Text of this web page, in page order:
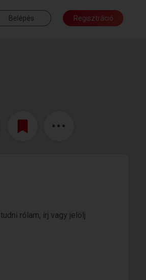
Belépés Regisztráció
rólam, írj vagy jelölj